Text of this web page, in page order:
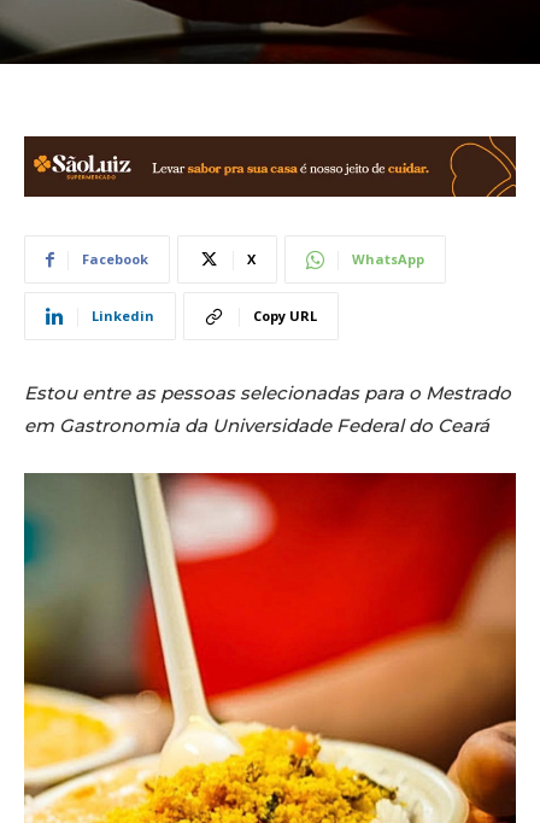
Facebook X WhatsApp
Linkedin Copy URL
Estou entre as pessoas selecionadas para o Mestrado
em Gastronomia da Universidade Federal do Ceará